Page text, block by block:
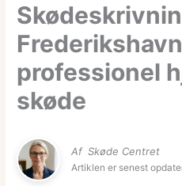
professionel
skøde
Af Skøde Centret
Artiklen er senest